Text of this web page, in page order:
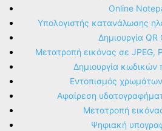
Online
Υπολογιστής κατανάλωσης
Δημιουργία QR
Μετατροπή εικόνας σε JPEG,
Δημιουργία κωδικών
Εντοπισμός
Αφαίρεση
Μετατροπή
Ψηφιακή